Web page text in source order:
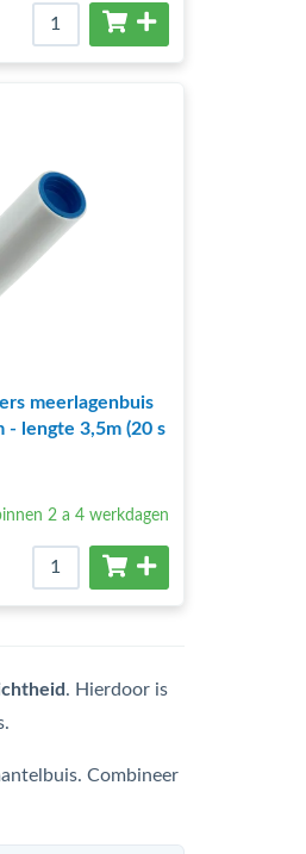
meerlagenbuis
- lengte 3,5m (20 s
2 a 4 werkdagen
. Hierdoor is
Combineer